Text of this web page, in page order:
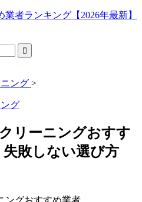
者ランキング【2026年最新】
ング >
グ
リーニングおすす
敗しない選び方